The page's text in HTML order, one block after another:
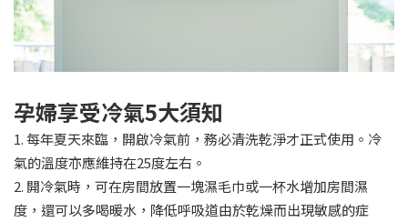
孕婦享受冷氣5大須知
1. 每年夏天來臨，開啟冷氣前，務必清洗乾淨才正式使用。冷
氣的溫度亦應維持在25度左右。
2. 開冷氣時，可在房間放置一塊濕毛巾或一杯水增加房間濕
度，還可以多喝暖水，降低呼吸道由於乾燥而出現敏感的症